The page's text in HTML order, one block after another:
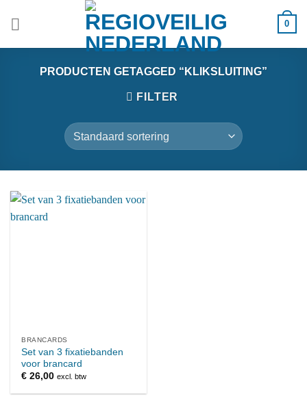
0
PRODUCTEN GETAGGED “KLIKSLUITING”
FILTER
BRANCARDS
Set van 3 fixatiebanden
voor brancard
€ 26,00 excl. btw